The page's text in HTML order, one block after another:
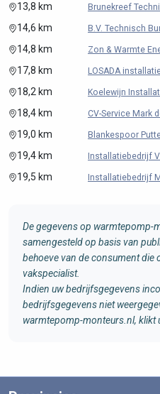
13,8 km Brunekreef
14,6 km B.V. Technisch
14,8 km Zon & Warmte
17,8 km LOSADA
18,2 km Koelewijn
18,4 km CV-Service Mark
19,0 km Blankespoor
19,4 km Installatiebedrijf
19,5 km Installatiebedrijf
De gegevens op warmtepomp-
samengesteld op basis van
behoeve van de consument die
vakspecialist.
Indien uw bedrijfsgegevens
bedrijfsgegevens niet
warmtepomp-monteurs.nl, klikt